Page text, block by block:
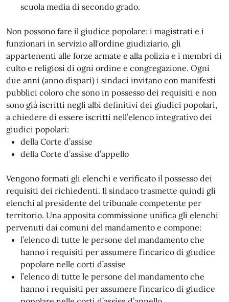
scuola media di secondo grado.
Non possono fare il giudice popolare: i magistrati e i
funzionari in servizio all'ordine giudiziario, gli
appartenenti alle forze armate e alla polizia e i membri di
culto e religiosi di ogni ordine e congregazione. Ogni
due anni (anno dispari) i sindaci invitano con manifesti
pubblici coloro che sono in possesso dei requisiti e non
sono già iscritti negli albi definitivi dei giudici popolari,
a chiedere di essere iscritti nell’elenco integrativo dei
giudici popolari:
della Corte d’assise
della Corte d’assise d’appello
Vengono formati gli elenchi e verificato il possesso dei
requisiti dei richiedenti. Il sindaco trasmette quindi gli
elenchi al presidente del tribunale competente per
territorio. Una apposita commissione unifica gli elenchi
pervenuti dai comuni del mandamento e compone:
l’elenco di tutte le persone del mandamento che
hanno i requisiti per assumere l’incarico di giudice
popolare nelle corti d’assise
l’elenco di tutte le persone del mandamento che
hanno i requisiti per assumere l’incarico di giudice